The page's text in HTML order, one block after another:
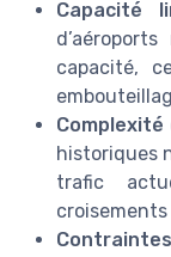
Capacité
capacité,
historiques
trafic